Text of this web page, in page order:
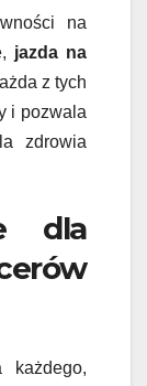
na
jazda na
z tych
i pozwala
zdrowia
dla